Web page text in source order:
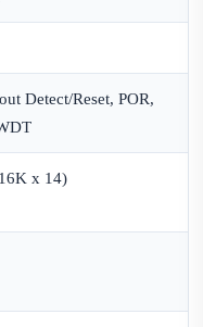
Detect/Reset, POR,
x 14)